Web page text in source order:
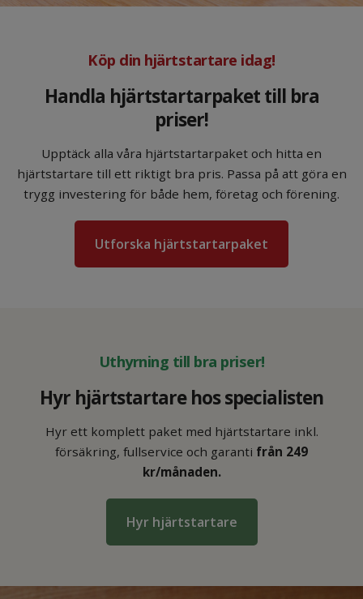
Köp din hjärtstartare idag!
Handla hjärtstartarpaket till bra
priser!
Upptäck alla våra hjärtstartarpaket och hitta en
hjärtstartare till ett riktigt bra pris. Passa på att göra en
trygg investering för både hem, företag och förening.
Utforska hjärtstartarpaket
Uthyrning till bra priser!
Hyr hjärtstartare hos specialisten
Hyr ett komplett paket med hjärtstartare inkl.
försäkring, fullservice och garanti från 249
kr/månaden.
Hyr hjärtstartare